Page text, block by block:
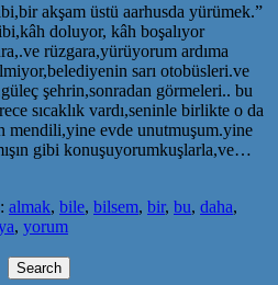
akşam üstü aarhusda yürümek.”
doluyor, kâh boşalıyor
rüzgara,yürüyorum ardıma
sarı otobüsleri.ve
şehrin,sonradan görmeleri.. bu
sıcaklık vardı,seninle birlikte o da
mendili,yine evde unutmuşum.yine
gibi konuşuyorumkuşlarla,ve…
almak, bile, bilsem, bir, bu, daha,
, yorum
Search